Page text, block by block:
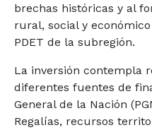
brechas históricas y al
rural, social y
PDET de la subregión.
La inversión contempla
diferentes fuentes de
General de la Nación
Regalías, recursos